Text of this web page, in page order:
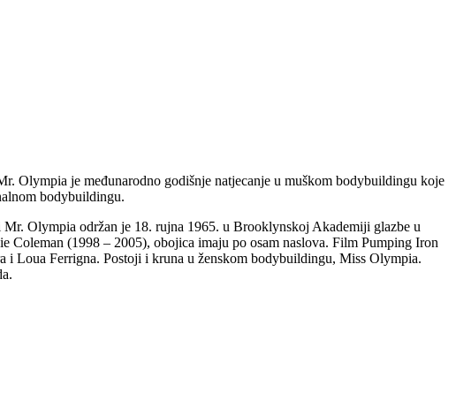
Olympia je međunarodno godišnje natjecanje u muškom bodybuildingu koje
bodybuildingu.
Olympia održan je 18. rujna 1965. u Brooklynskoj Akademiji glazbe u
(1998 – 2005), obojica imaju po osam naslova. Film Pumping Iron
Loua Ferrigna. Postoji i kruna u ženskom bodybuildingu, Miss Olympia.